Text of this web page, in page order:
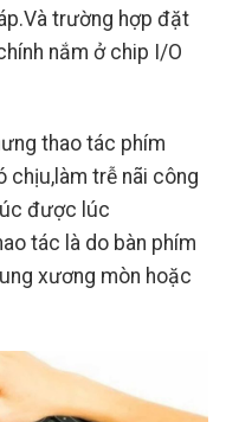
trường hợp đặt
nắm ở chip I/O
thao tác phím
chịu,làm trễ nãi công
được lúc
tác là do bàn phím
xương mòn hoặc